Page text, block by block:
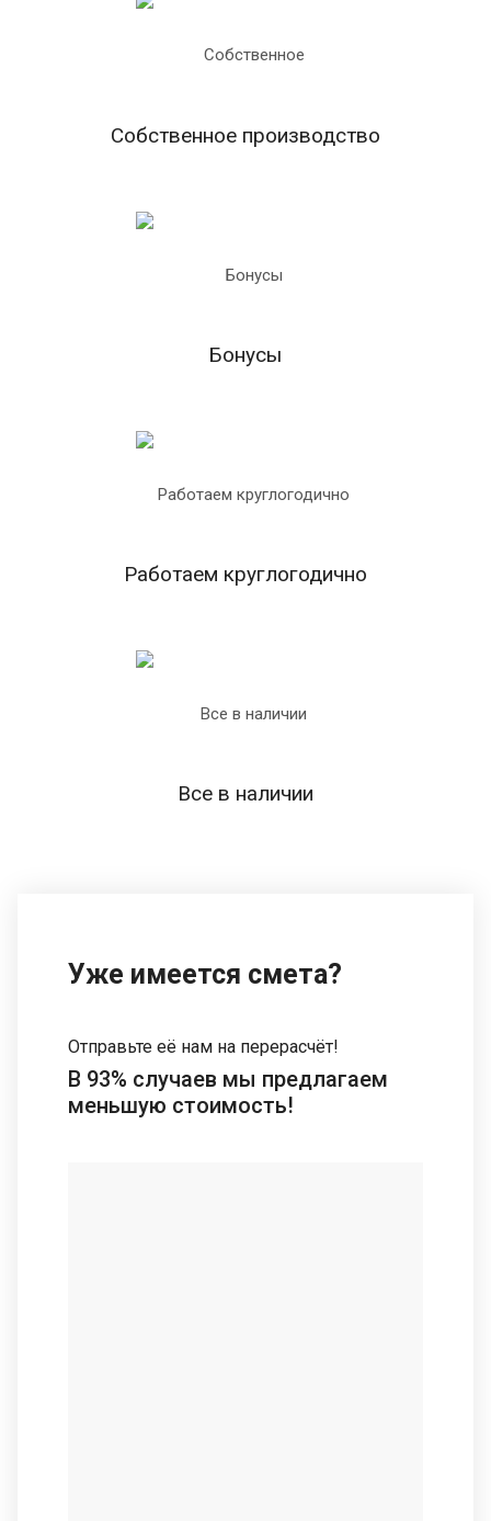
Собственное производство
Бонусы
Работаем круглогодично
Все в наличии
Уже имеется смета?
Отправьте её нам на перерасчёт!
В 93% случаев мы предлагаем
меньшую стоимость!